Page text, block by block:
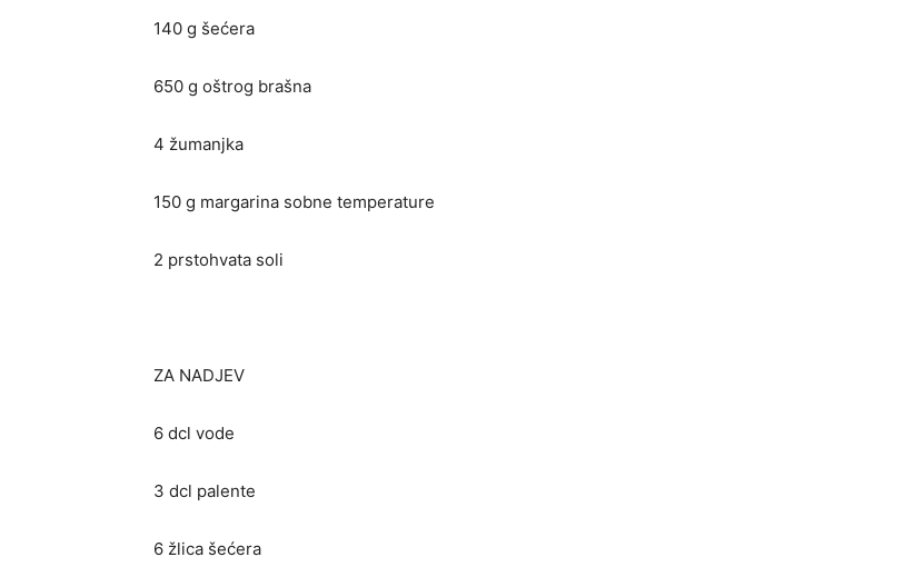
140 g šećera
650 g oštrog brašna
4 žumanjka
150 g margarina sobne temperature
2 prstohvata soli
ZA NADJEV
6 dcl vode
3 dcl palente
6 žlica šećera